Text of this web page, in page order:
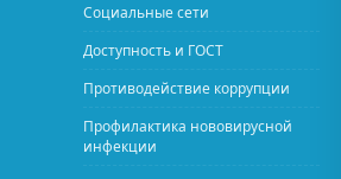
Социальные сети
Доступность и ГОСТ
Противодействие коррупции
Профилактика нововирусной
инфекции